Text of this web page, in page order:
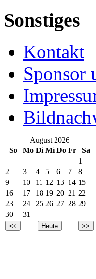
Sonstiges
Kontakt
Sponsor
August 2026
So
Mo Di Mi Do Fr
Sa
1
2
3 4 5 6 7
8
9
10 11 12 13 14 15
16
17 18 19 20 21 22
23
24 25 26 27 28 29
30
31